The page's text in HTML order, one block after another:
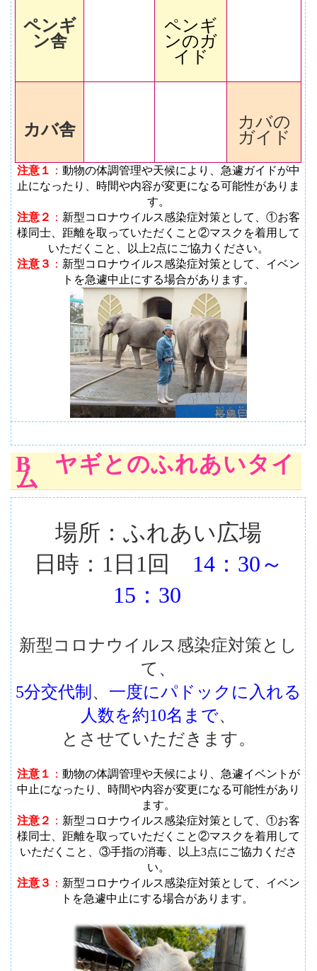
ペンギ
ン舎
ペンギ
ンのガ
イド
カバ舎
カバの
ガイド
注意１ ： 動物の体調管理や天候により、急遽ガイドが中
止になったり、時間や内容が変更になる可能性がありま
す。
注意２ ： 新型コロナウイルス感染症対策として、①お客
様同士、距離を取っていただくこと②マスクを着用して
いただくこと、以上2点にご協力ください。
注意３ ： 新型コロナウイルス感染症対策として、イベン
トを急遽中止にする場合があります。
B ヤギとのふれあいタイ
ム
場所：ふれあい広場
日時：1日1回
14：30～
15：30
新型コロナウイルス感染症対策とし
て、
5分交代制 、 一度にパドックに入れる
人数を約10名まで、
とさせていただきます。
注意１ ： 動物の体調管理や天候により、急遽イベントが
中止になったり、時間や内容が変更になる可能性があり
ます。
注意２ ： 新型コロナウイルス感染症対策として、①お客
様同士、距離を取っていただくこと②マスクを着用して
いただくこと、③手指の消毒、以上3点にご協力くださ
い。
注意３ ： 新型コロナウイルス感染症対策として、イベン
トを急遽中止にする場合があります。